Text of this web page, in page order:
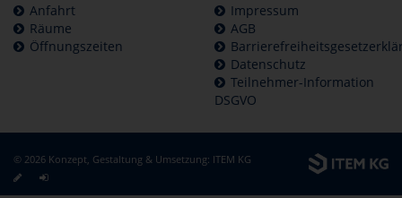
Anfahrt
Räume
Öffnungszeiten
Impressum
AGB
Datenschutz
Teilnehmer-Information
DSGVO
© 2026 Konzept, Gestaltung & Umsetzung: ITEM KG